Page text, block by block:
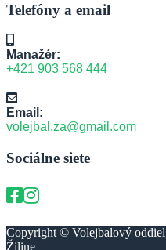
Telefóny a email
Manažér:
+421 903 568 444
Email:
volejbal.za@gmail.com
Sociálne siete
Copyright © Volejbalový
Žiline